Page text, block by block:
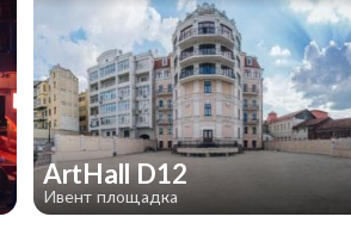
ArtHall D12
Ивент площадка